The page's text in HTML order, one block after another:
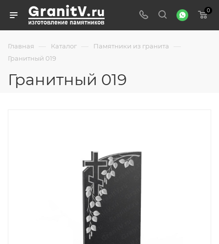
0
Главная — Каталог — Памятники из гранита —
Гранитный 019
Гранитный 019